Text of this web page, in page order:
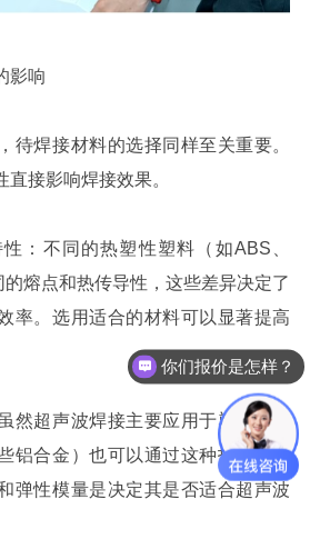
影响
待焊接材料的选择同样至关重要。
接影响焊接效果。
：不同的热塑性塑料（如ABS、
熔点和热传导性，这些差异决定了
率。选用适合的材料可以显著提高
然超声波焊接主要应用于塑料，但
铝合金）也可以通过这种技术进行
弹性模量是决定其是否适合超声波
你们报价是怎样？